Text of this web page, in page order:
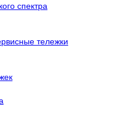
спектра
тележки